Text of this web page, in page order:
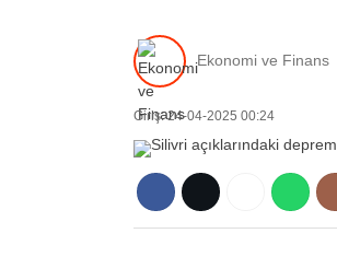
Ekonomi ve Finans
Giriş: 24-04-2025 00:24